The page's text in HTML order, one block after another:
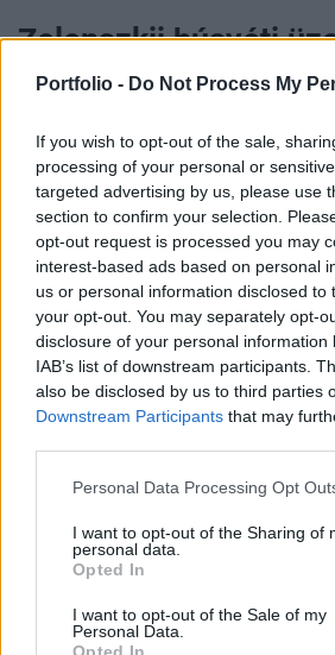
Portfolio - Do Not Process My
If you wish to opt-out of the sale,
processing of your personal or
targeted advertising by us, please use
section to confirm your selection.
opt-out request is processed you may
interest-based ads based on personal
us or personal information disclosed to
your opt-out. You may separately opt-
disclosure of your personal information
IAB’s list of downstream participants.
also be disclosed by us to third parties
Downstream Participants that may
Personal Data Processing Opt
I want to opt-out of the Sharing of
personal data.
Opted In
I want to opt-out of the Sale of my
Personal Data.
Opted In
Zelenszkij húsvéti
gonosznak lehet egy
Portfolio
2025. április 20. 10:10
Zelenszkij elnök húsvéti
reményre buzdította az ukrán
1152. napján, hangsúlyozva,
fog jönni Ukrajna számára.
Volodimir Zelenszkij ukrán elnök
amelyen már 1152 napja járnak –
kijevi Szent Szófia-székesegyház
ukrán hímzett ingben (visivanka)
Zelenszkij hangsúlyozta, hogy